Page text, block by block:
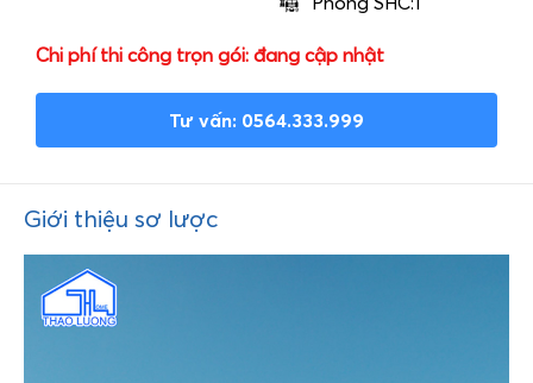
Giới thiệu sơ lược
Chi phí thi công trọn gói: đang cập nhật
Tư vấn: 0564.333.999